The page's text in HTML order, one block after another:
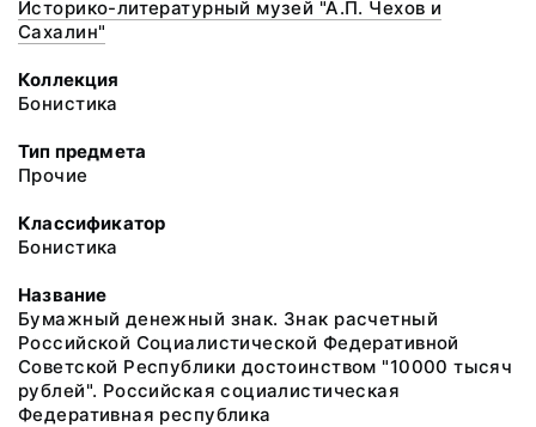
Историко-литературный музей "А.П. Чехов и
Сахалин"
Коллекция
Бонистика
Тип предмета
Прочие
Классификатор
Бонистика
Название
Бумажный денежный знак. Знак расчетный
Российской Социалистической Федеративной
Советской Республики достоинством "10000 тысяч
рублей". Российская социалистическая
Федеративная республика